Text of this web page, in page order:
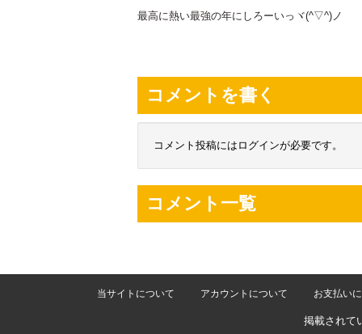
最高に熱い最強の年にしろーいっヾ(^▽^)ノ
コメントを書く
コメント投稿にはログインが必要です。
コメント一覧
当サイトについて アカウントについて お支払い
掲載されて